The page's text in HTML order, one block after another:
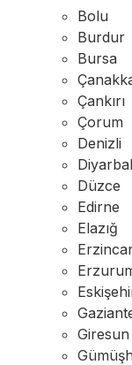
Bolu
Burdur
Bursa
Çankırı
Çorum
Denizli
Düzce
Edirne
Elazığ
Giresun